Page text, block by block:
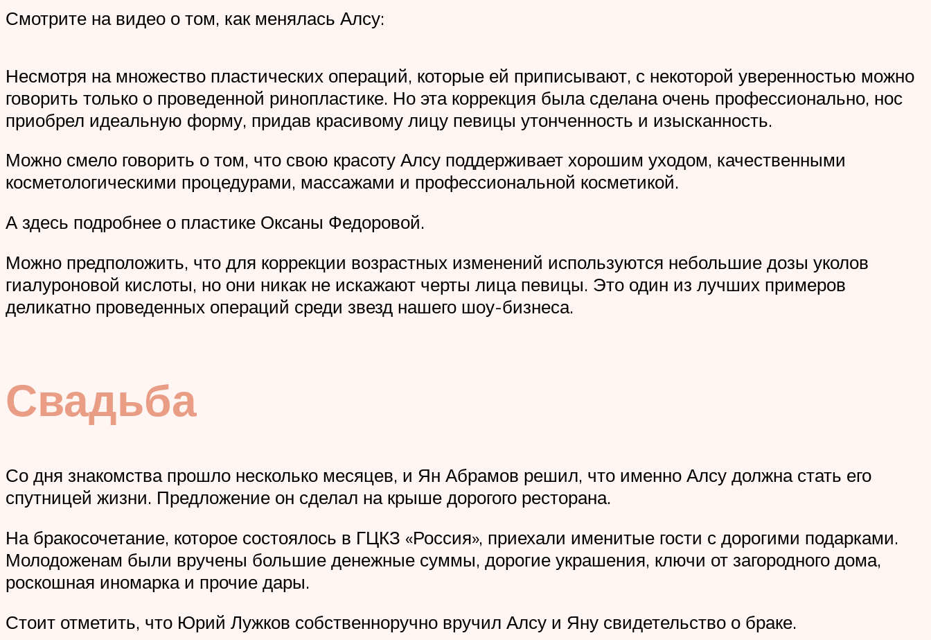
Смотрите на видео о том, как менялась Алсу:
Несмотря на множество пластических операций, которые ей приписывают, с некоторой уверенностью можно
говорить только о проведенной ринопластике. Но эта коррекция была сделана очень профессионально, нос
приобрел идеальную форму, придав красивому лицу певицы утонченность и изысканность.
Можно смело говорить о том, что свою красоту Алсу поддерживает хорошим уходом, качественными
косметологическими процедурами, массажами и профессиональной косметикой.
А здесь подробнее о пластике Оксаны Федоровой.
Можно предположить, что для коррекции возрастных изменений используются небольшие дозы уколов
гиалуроновой кислоты, но они никак не искажают черты лица певицы. Это один из лучших примеров
деликатно проведенных операций среди звезд нашего шоу-бизнеса.
Свадьба
Со дня знакомства прошло несколько месяцев, и Ян Абрамов решил, что именно Алсу должна стать его
спутницей жизни. Предложение он сделал на крыше дорогого ресторана.
На бракосочетание, которое состоялось в ГЦКЗ «Россия», приехали именитые гости с дорогими подарками.
Молодоженам были вручены большие денежные суммы, дорогие украшения, ключи от загородного дома,
роскошная иномарка и прочие дары.
Стоит отметить, что Юрий Лужков собственноручно вручил Алсу и Яну свидетельство о браке.